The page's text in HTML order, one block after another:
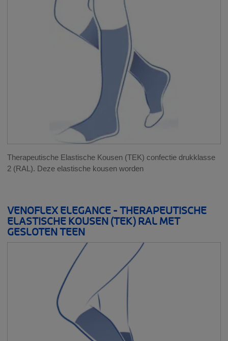
Therapeutische Elastische Kousen (TEK) confectie drukklasse
2 (RAL). Deze elastische kousen worden
VENOFLEX ELEGANCE - THERAPEUTISCHE
ELASTISCHE KOUSEN (TEK) RAL MET
GESLOTEN TEEN